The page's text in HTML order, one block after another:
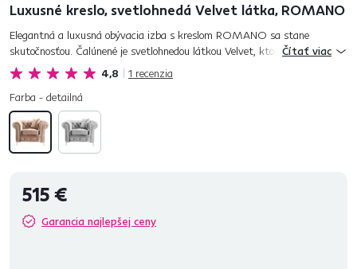
Luxusné kreslo, svetlohnedá Velvet látka, ROMANO
4,8 1 recenzia
Elegantná a luxusná obývacia izba s kreslom ROMANO sa stane
skutočnosťou. Čalúnené je svetlohnedou látkou Velvet, ktorá pridáva na
noblese. Kreslo je celočalúnené a jeho umiestnením do priestoru z...
Čítať viac
Farba - detailná
515 €
Garancia najlepšej ceny